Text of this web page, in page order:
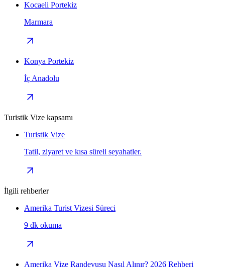
Kocaeli Portekiz
Marmara
Konya Portekiz
İç Anadolu
Turistik Vize kapsamı
Turistik Vize
Tatil, ziyaret ve kısa süreli seyahatler.
İlgili rehberler
Amerika Turist Vizesi Süreci
9 dk okuma
Amerika Vize Randevusu Nasıl Alınır? 2026 Rehberi